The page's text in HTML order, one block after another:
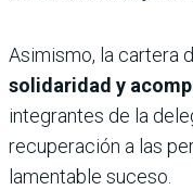
Asimismo, la cartera
solidaridad y
integrantes de la
recuperación a las
lamentable suceso.